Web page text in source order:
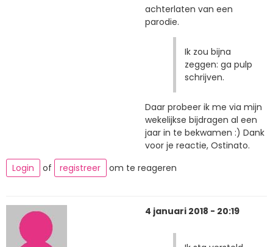
achterlaten van een
parodie.
Ik zou bijna
zeggen: ga pulp
schrijven.
Daar probeer ik me via mijn
wekelijkse bijdragen al een
jaar in te bekwamen :) Dank
voor je reactie, Ostinato.
Login
of registreer om te reageren
4 januari 2018 - 20:19